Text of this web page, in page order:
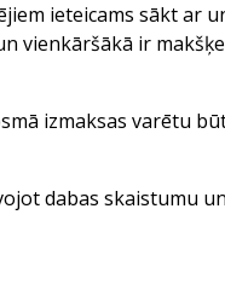
ieteicams sākt ar
vienkāršākā ir
izmaksas varētu
dabas skaistumu